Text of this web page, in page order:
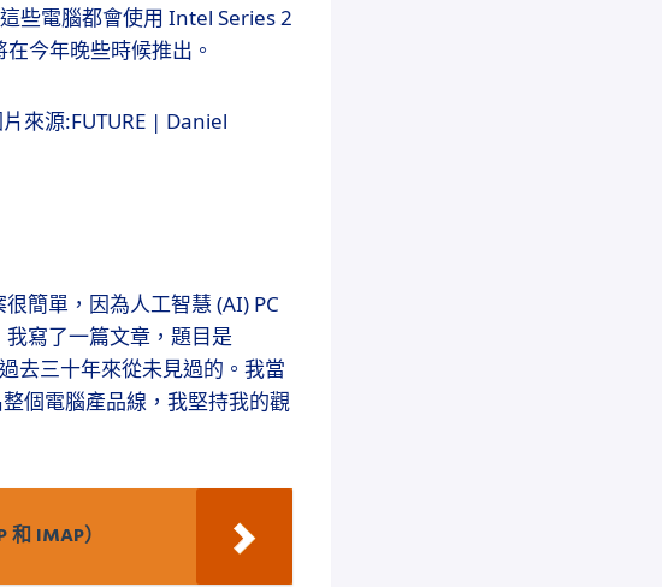
些電腦都會使用 Intel Series 2
今年晚些時候推出。
來源:FUTURE | Daniel
簡單，因為人工智慧 (AI) PC
寫了一篇文章，題目是
去三十年來從未見過的。我當
個電腦產品線，我堅持我的觀
IMAP）